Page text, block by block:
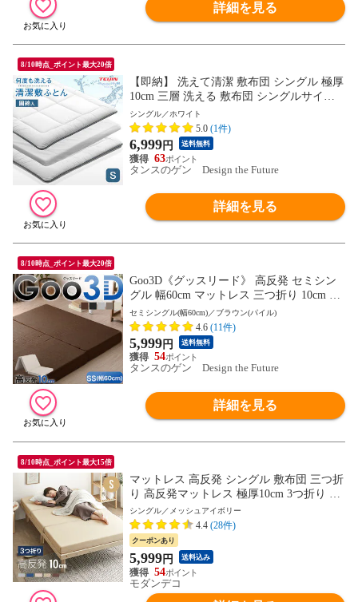
詳細を見る
8/10時点_ポイント最大20倍
【即納】 洗えて清潔 敷布団 シングル 極厚
10cm 三層 洗える 敷布団 シングルサイズ
完全分割式 テイジン 敷き布団 敷布団 清潔
おすすめ 着脱式 固綿入り 26700108 〔ホワ
イト〕
シングル／ホワイト
5.0 (1件)
6,999円 送料無料
63
タンスのゲン Design the Future
詳細を見る
8/10時点_ポイント最大20倍
Goo3D《グッスリード》 高反発 セミシン
グル 幅60cm マットレス 三つ折り 10cm 3D
3ゾーン 体圧分散 洗えるカバー ウレタン
硬め 敷布団 車中泊 新生活 43300153〔ブラ
ウン(パイル)〕【予約】9月中旬※9/20まで
に出荷予定
セミシングル(幅60cm)／ブラウン(パイル)
4.6 (11件)
5,999円 送料無料
54
タンスのゲン Design the Future
詳細を見る
8/10時点_ポイント最大15倍
マットレス 高反発 シングル 敷布団 三つ折
り 高反発マットレス 極厚10cm 3つ折り 送
料無料 マットレス ベッドマットレス シン
グルマットレス 高反発ウレタン 折りたた
みマットレス ウレタンマットレス 洗える
カバー【シングル／メッシュアイボリー】
小型商品（ヤマト）
シングル／メッシュアイボリー
4.4 (28件)
クーポンあり
5,999円 送料込み
54
モダンデコ